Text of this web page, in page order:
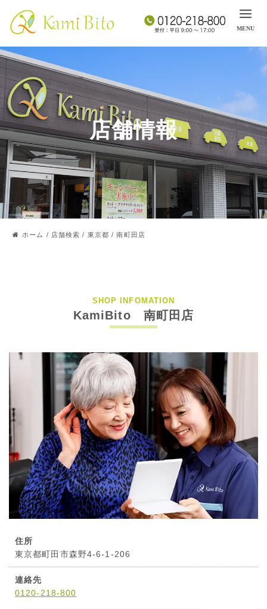
店舗情報
ホーム / 店舗検索 / 東京都 / 南町田店
SHOP INFOMATION
KamiBito 南町田店
住所
東京都町田市森野4-6-1-206
連絡先
0120-218-800